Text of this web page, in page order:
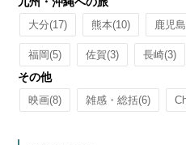
大分(17) 熊本(10) 鹿児島
福岡(5) 佐賀(3) 長崎(3)
その他
映画(8) 雑感・総括(6)